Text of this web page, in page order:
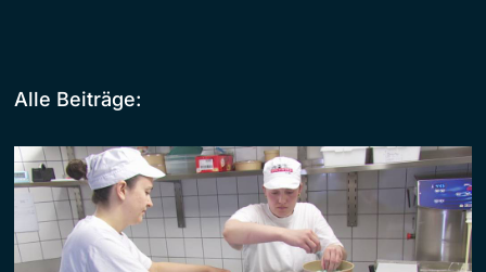
Alle Beiträge: